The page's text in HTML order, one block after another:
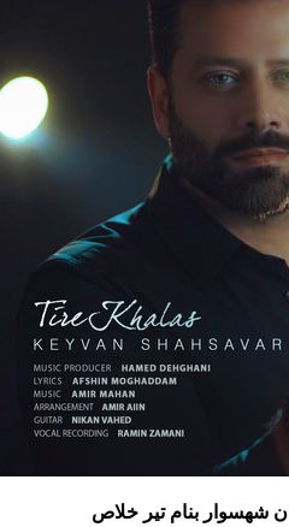
شهسوار بنام تیر خلاص